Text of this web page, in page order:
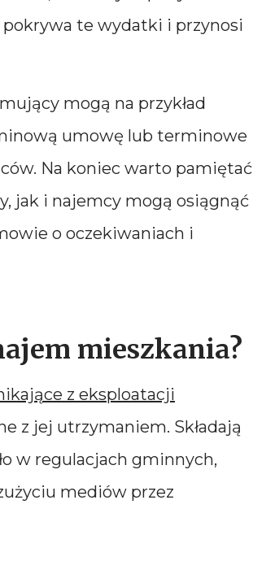
pokrywa te wydatki i przynosi
mogą na przykład
umowę lub terminowe
Na koniec warto pamiętać
jak i najemcy mogą osiągnąć
o oczekiwaniach i
mieszkania?
z eksploatacji
z jej utrzymaniem. Składają
w regulacjach gminnych,
mediów przez